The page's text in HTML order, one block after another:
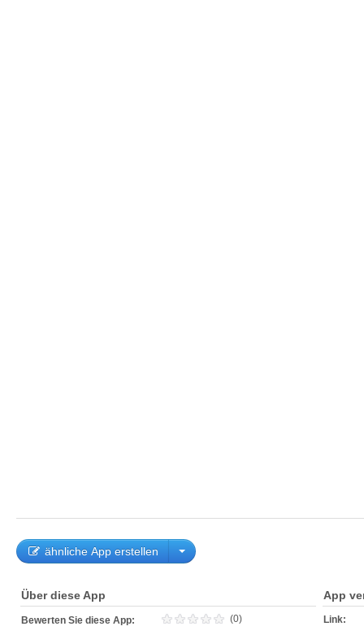
ähnliche App erstellen
Über diese App
Bewerten Sie diese App: (0)
App
Link: